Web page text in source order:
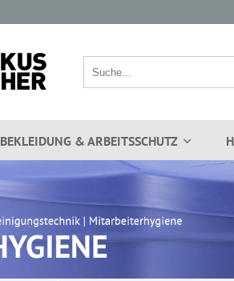
BEKLEIDUNG & ARBEITSSCHUTZ